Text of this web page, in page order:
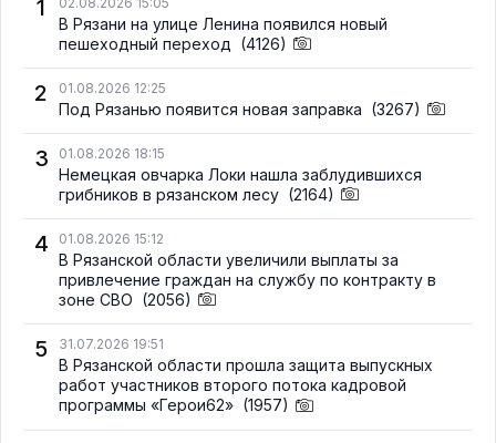
1
В Рязани на улице Ленина появился новый
пешеходный переход (4126)
2 01.08.2026 12:25
Под Рязанью появится новая заправка (3267)
3 01.08.2026 18:15
Немецкая овчарка Локи нашла заблудившихся
грибников в рязанском лесу (2164)
4 01.08.2026 15:12
В Рязанской области увеличили выплаты за
привлечение граждан на службу по контракту в
зоне СВО (2056)
5 31.07.2026 19:51
В Рязанской области прошла защита выпускных
работ участников второго потока кадровой
программы «Герои62» (1957)